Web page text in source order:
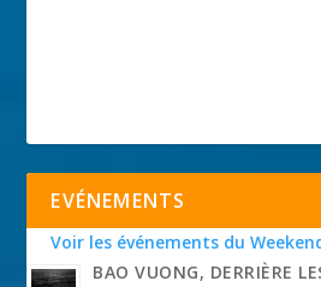
EVÉNEMENTS
Voir les événements du
BAO VUONG, DERRIÈRE